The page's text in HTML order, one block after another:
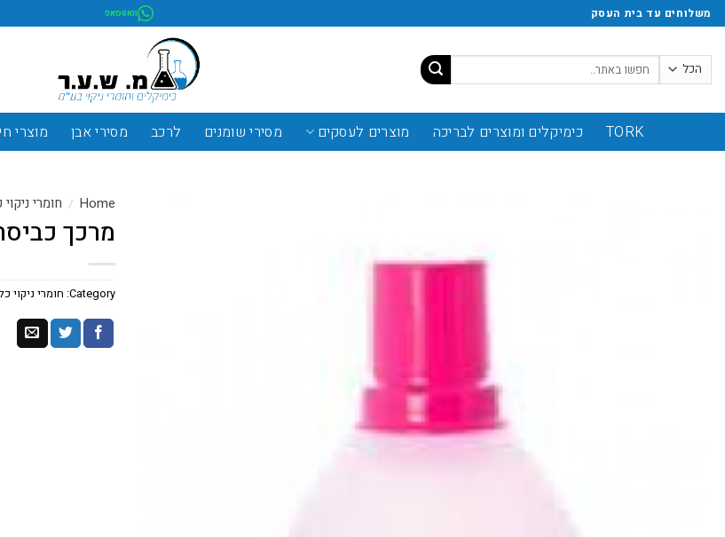
משלוחים עד בית העסק וואטסאפ
TORK כימיקלים ומוצרים לבריכה מוצרים לעסקים מסירי שומנים לרכב מסירי אבן מוצרי
Home
/ חומרי
מרכך
Category: חומרי ניקוי